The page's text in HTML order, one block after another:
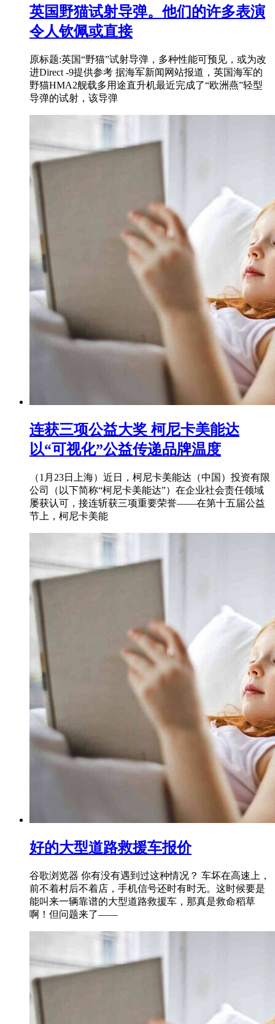
英国野猫试射导弹。他们的许多表演
令人钦佩或直接
原标题:英国“野猫”试射导弹，多种性能可预见，或为改
进Direct -9提供参考 据海军新闻网站报道，英国海军的
野猫HMA2舰载多用途直升机最近完成了“欧洲燕”轻型
导弹的试射，该导弹
连获三项公益大奖 柯尼卡美能达
以“可视化”公益传递品牌温度
（1月23日上海）近日，柯尼卡美能达（中国）投资有限
公司（以下简称“柯尼卡美能达”）在企业社会责任领域
屡获认可，接连斩获三项重要荣誉——在第十五届公益
节上，柯尼卡美能
好的大型道路救援车报价
谷歌浏览器 你有没有遇到过这种情况？ 车坏在高速上，
前不着村后不着店，手机信号还时有时无。这时候要是
能叫来一辆靠谱的大型道路救援车，那真是救命稻草
啊！但问题来了——